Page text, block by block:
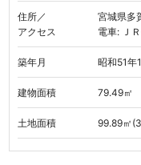
住所／
アクセス
宮城県多
電車: Ｊ
築年月 昭和51年
建物面積 79.49㎡
土地面積 99.89㎡